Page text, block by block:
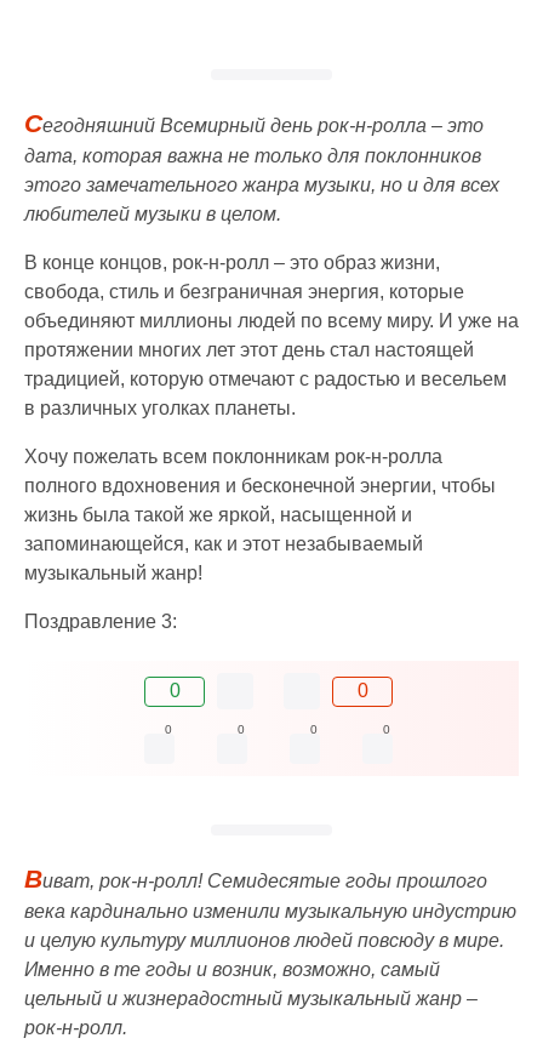
Сегодняшний Всемирный день рок-н-ролла – это
дата, которая важна не только для поклонников
этого замечательного жанра музыки, но и для всех
любителей музыки в целом.
В конце концов, рок-н-ролл – это образ жизни,
свобода, стиль и безграничная энергия, которые
объединяют миллионы людей по всему миру. И уже на
протяжении многих лет этот день стал настоящей
традицией, которую отмечают с радостью и весельем
в различных уголках планеты.
Хочу пожелать всем поклонникам рок-н-ролла
полного вдохновения и бесконечной энергии, чтобы
жизнь была такой же яркой, насыщенной и
запоминающейся, как и этот незабываемый
музыкальный жанр!
Поздравление 3:
0 0
0 0 0 0
Виват, рок-н-ролл! Семидесятые годы прошлого
века кардинально изменили музыкальную индустрию
и целую культуру миллионов людей повсюду в мире.
Именно в те годы и возник, возможно, самый
цельный и жизнерадостный музыкальный жанр –
рок-н-ролл.